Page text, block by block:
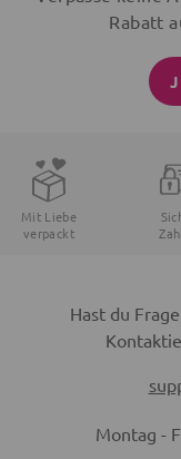
Rabatt
Mit Liebe
verpackt
Hast du
Montag -